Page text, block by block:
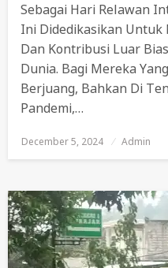
Sebagai Hari Relawan
Ini Didedikasikan Untuk
Dan Kontribusi Luar
Dunia. Bagi Mereka
Berjuang, Bahkan Di
Pandemi,…
Posted
December 5, 2024 Admin